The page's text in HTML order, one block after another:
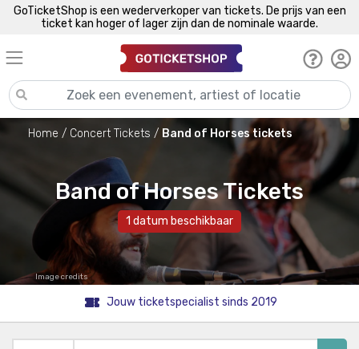
GoTicketShop is een wederverkoper van tickets. De prijs van een
ticket kan hoger of lager zijn dan de nominale waarde.
Home Concert Tickets Band of Horses tickets
Band of Horses Tickets
1 datum beschikbaar
Image credits
Jouw ticketspecialist sinds 2019